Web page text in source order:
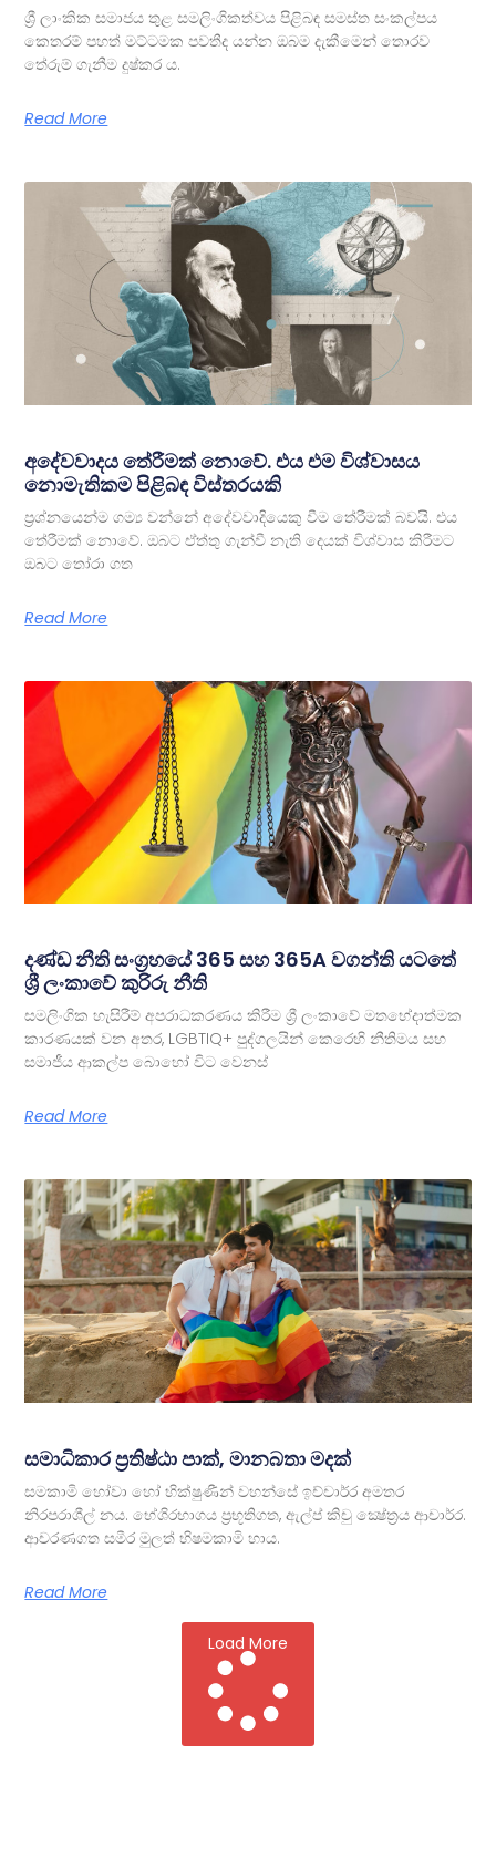
ශ්‍රී ලාංකික සමාජය තුළ සමලිංගිකත්වය පිළිබඳ සමස්ත සංකල්පය
කෙතරම් පහත් මට්ටමක පවතීද යන්න ඔබම දැකීමෙන් තොරව
තේරුම් ගැනීම දුෂ්කර ය.
Read More
අදේවවාදය තේරීමක් නොවේ. එය එම විශ්වාසය
නොමැතිකම පිළිබඳ විස්තරයකි
ප්‍රශ්නයෙන්ම ගම්‍ය වන්නේ අදේවවාදියෙකු වීම තේරීමක් බවයි. එය
තේරීමක් නොවේ. ඔබට ඒත්තු ගැන්වී නැති දෙයක් විශ්වාස කිරීමට
ඔබට තෝරා ගත
Read More
දණ්ඩ නීති සංග්‍රහයේ 365 සහ 365A වගන්ති යටතේ
ශ්‍රී ලංකාවේ කුරිරු නීති
සමලිංගික හැසිරීම් අපරාධකරණය කිරීම ශ්‍රී ලංකාවේ මතභේදාත්මක
කාරණයක් වන අතර, LGBTIQ+ පුද්ගලයින් කෙරෙහි නීතිමය සහ
සමාජීය ආකල්ප බොහෝ විට වෙනස්
Read More
සමාධිකාර ප්‍රතිෂ්ඨා පාක්, මානබතා මදක්
සමකාමි හෝවා හෝ භික්ෂුණීන් වහන්සේ ඉච්චාර්‍ර අමතර
නිරපරාශීල් නය. භේශිරභාගය ප්‍රභූතිගත, ඇල්ප් කිචු ක්‍ෂේත්‍රය ආචාර්‍ර.
ආචරණගත සමීර මුලත් භිෂමකාමි හාය.
Read More
Load More